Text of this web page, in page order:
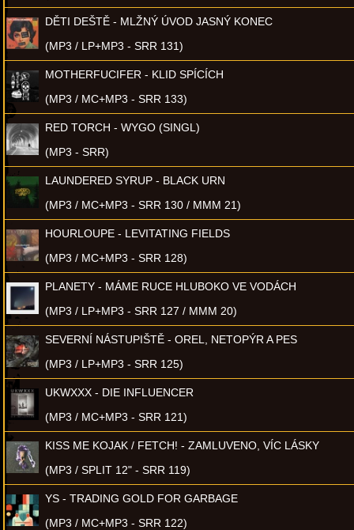
DĚTI DEŠTĚ - MLŽNÝ ÚVOD JASNÝ KONEC
(MP3 / LP+MP3 - SRR 131)
MOTHERFUCIFER - KLID SPÍCÍCH
(MP3 / MC+MP3 - SRR 133)
RED TORCH - WYGO (SINGL)
(MP3 - SRR)
LAUNDERED SYRUP - BLACK URN
(MP3 / MC+MP3 - SRR 130 / MMM 21)
HOURLOUPE - LEVITATING FIELDS
(MP3 / MC+MP3 - SRR 128)
PLANETY - MÁME RUCE HLUBOKO VE VODÁCH
(MP3 / LP+MP3 - SRR 127 / MMM 20)
SEVERNÍ NÁSTUPIŠTĚ - OREL, NETOPÝR A PES
(MP3 / LP+MP3 - SRR 125)
UKWXXX - DIE INFLUENCER
(MP3 / MC+MP3 - SRR 121)
KISS ME KOJAK / FETCH! - ZAMLUVENO, VÍC LÁSKY
(MP3 / SPLIT 12" - SRR 119)
YS - TRADING GOLD FOR GARBAGE
(MP3 / MC+MP3 - SRR 122)